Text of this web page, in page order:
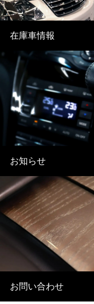
在庫車情報
お知らせ
お問い合わせ